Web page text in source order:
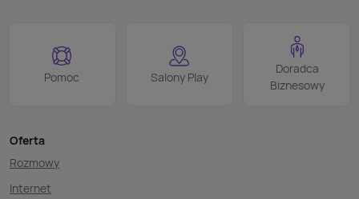
Pomoc Salony Play
Doradca
Biznesowy
Oferta
Rozmowy
Internet